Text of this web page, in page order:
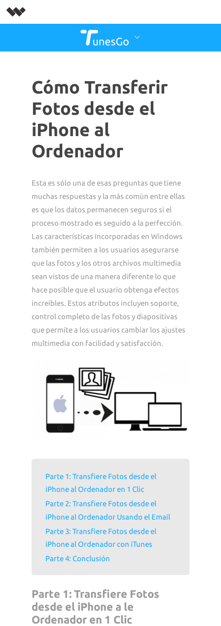
Cómo Transferir
Fotos desde el
iPhone al
Ordenador
Esta es sólo una de esas preguntas que tiene
muchas respuestas y la más común entre ellas
es que los datos permanecen seguros si el
proceso mostrado es seguido a la perfección.
Las características incorporadas en Windows
también permiten a los usuarios asegurarse
que las fotos y los otros archivos multimedia
sean vistos de una manera diferente lo que
hace posible que el usuario obtenga efectos
increíbles. Estos atributos incluyen soporte,
control completo de las fotos y diapositivas
que permite a los usuarios cambiar los ajustes
multimedia con facilidad y satisfacción.
Parte 1: Transfiere Fotos desde el
iPhone al Ordenador en 1 Clic
Parte 2: Transfiere Fotos desde el
iPhone al Ordenador Usando el Email
Parte 3: Transfiere Fotos desde el
iPhone al Ordenador con iTunes
Parte 4: Conclusión
Parte 1: Transfiere Fotos
desde el iPhone a le
Ordenador en 1 Clic